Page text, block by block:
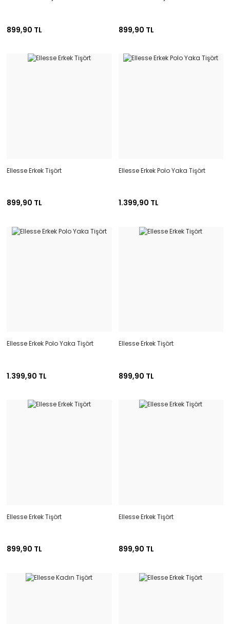
899,90 TL 899,90 TL
Ellesse Erkek Tişört
899,90 TL
Ellesse Erkek Polo Yaka Tişört
1.399,90 TL
Ellesse Erkek Polo Yaka Tişört
1.399,90 TL
Ellesse Erkek Tişört
899,90 TL
Ellesse Erkek Tişört
899,90 TL
Ellesse Erkek Tişört
899,90 TL